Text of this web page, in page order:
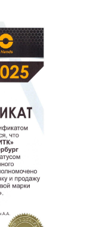
продавца
другим